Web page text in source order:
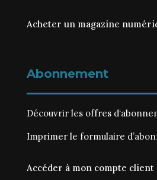
Acheter un magazine
Abonnement
Découvrir les offres
Imprimer le formulaire
Accéder à mon compte client